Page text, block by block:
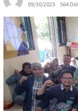
09/30/2025
564